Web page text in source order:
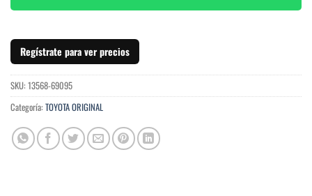
Regístrate para ver precios
SKU: 13568-69095
Categoría: TOYOTA ORIGINAL